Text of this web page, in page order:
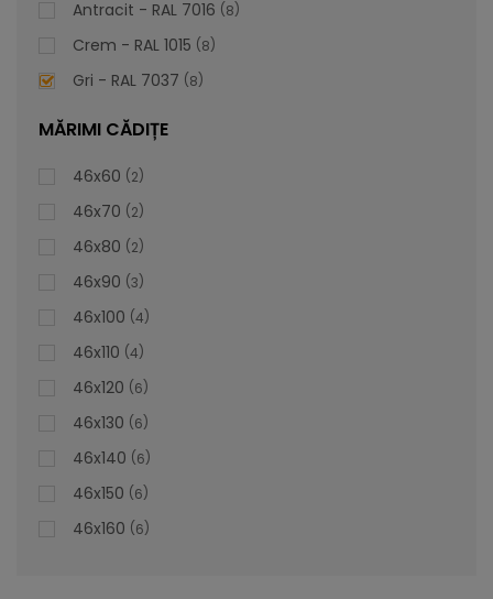
Lavoar Bol Oval - Doris
Descoperă eleganța subtilă și durabilitatea exemplară în
Antracit - RAL 7016 8
Crem - RAL 1015 8
Gri - RAL 7037 8
MĂRIMI CĂDIȚE
46x60 2
46x70 2
46x80 2
46x90 3
46x100 4
46x110 4
46x120 6
46x130 6
46x140 6
46x150 6
46x160 6